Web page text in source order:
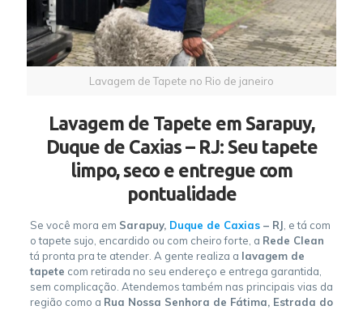
Lavagem de Tapete no Rio de janeiro
Lavagem de Tapete em Sarapuy,
Duque de Caxias – RJ: Seu tapete
limpo, seco e entregue com
pontualidade
Se você mora em Sarapuy,Duque de Caxias– RJ, e tá com
o tapete sujo, encardido ou com cheiro forte, a Rede Clean
tá pronta pra te atender. A gente realiza a lavagem de
tapete com retirada no seu endereço e entrega garantida,
sem complicação. Atendemos também nas principais vias da
região como a Rua Nossa Senhora de Fátima, Estrada do